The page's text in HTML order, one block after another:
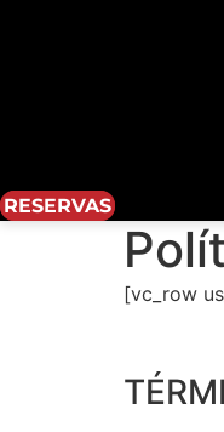
RESERVAS
[vc_row